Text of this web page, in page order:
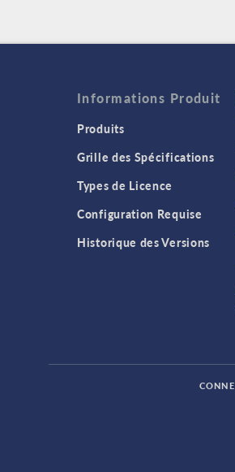
Informations Produit
Produits
Grille des Spécifications
Types de Licence
Configuration Requise
Historique des Versions